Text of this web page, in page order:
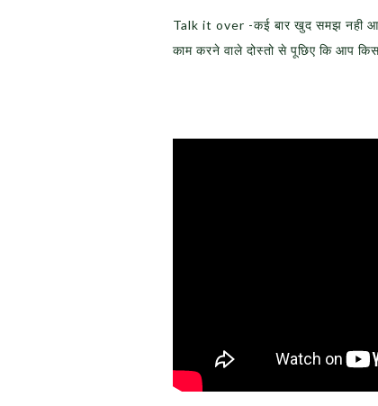
Talk it over -कई बार खुद समझ नही
काम करने वाले दोस्तो से पूछिए कि आप